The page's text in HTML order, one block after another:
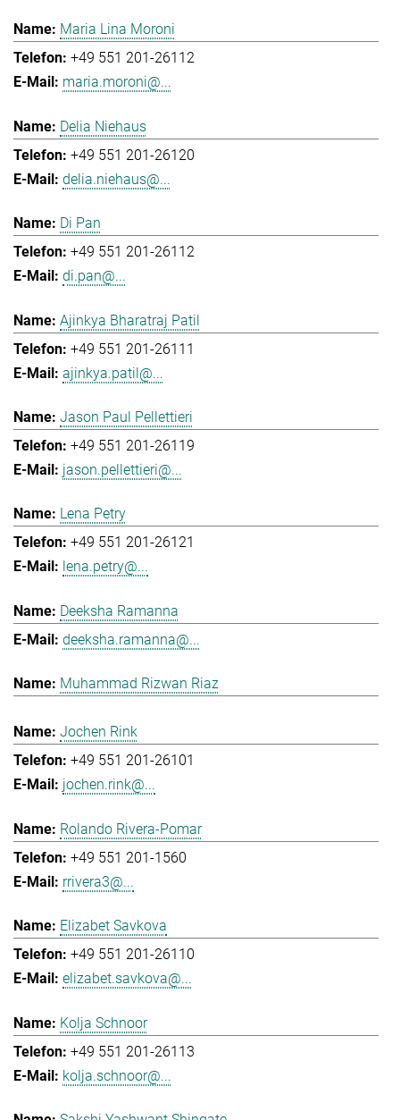
Maria Lina Moroni
+49 551 201-26112
maria.moroni@...
Delia Niehaus
+49 551 201-26120
delia.niehaus@...
Di Pan
+49 551 201-26112
di.pan@...
Ajinkya Bharatraj Patil
+49 551 201-26111
ajinkya.patil@...
Jason Paul Pellettieri
+49 551 201-26119
jason.pellettieri@...
Lena Petry
+49 551 201-26121
lena.petry@...
Deeksha Ramanna
deeksha.ramanna@...
Muhammad Rizwan Riaz
Jochen Rink
+49 551 201-26101
jochen.rink@...
Rolando Rivera-Pomar
+49 551 201-1560
rrivera3@...
Elizabet Savkova
+49 551 201-26110
elizabet.savkova@...
Kolja Schnoor
+49 551 201-26113
kolja.schnoor@...